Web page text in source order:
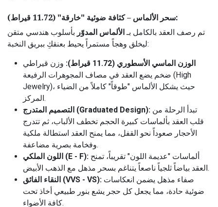
سحر الألماس – كثافة ضوئية "خارقة" (11.72 قيراط):
تم رصف العقد بالكامل بـ الألماس المدوّر بأسلوب هندسي متقن
ليخلق وهجاً مستمراً يحيط بعنقكِ ببريق النخبة:
الوزن الماسي الأسطوري (11.72 قيراط):
وزن قيراطي
ضخم يضع العقد في مصاف المجوهرات الرفيعة (High
Jewelry)، حيث يشكل الألماس "طوقاً" كاملاً من الضياء
المركز.
التصميم المتدرج (Graduated Design):
قلب العقد بألماسات كبيرة الحجم تخطف الألباب، ثم تتدرج
الأحجار صعوداً نحو القفل، مما يمنح العقد استطالة ملكية
وفخامة بصرية مضاعفة.
اللون الملكي (E - F):
العقد بياضاً ثلجياً ناصعاً يتناغم بسحر مذهل مع الذهب الأبيض.
النقاء الفائق (VVS - VS):
ضوئية حادة، مما يجعل كل حجر يشع بنور طبيعي أخاذ تحت
كافة الأضواء.